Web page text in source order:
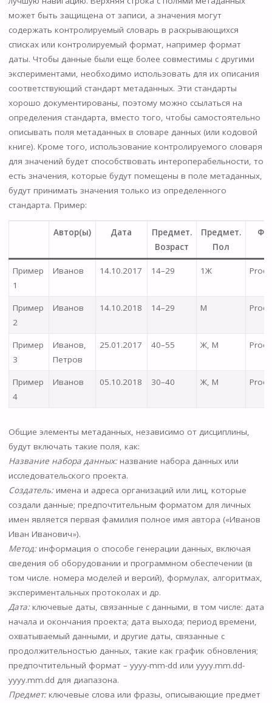
может быть защищена от записи, а значения могут
содержать контролируемый словарь в раскрывающихся
списках или контролируемый формат, например формат
даты. Чтобы данные были еще более совместимы с другими
экспериментами, необходимо использовать для их описания
соответствующий стандарт метаданных. Эти стандарты
хорошо документированы, поэтому можно ссылаться на
определения стандарта, вместо того, чтобы самостоятельно
описывать поля метаданных в словаре данных (или кодовой
книге). Кроме того, использование контролируемого словаря
для значений будет способствовать интероперабельности, то
есть значения, которые будут помещены в поле метаданных,
будут принимать значения только из определенного
стандарта. Пример:
Автор(ы) Дата
Предмет.
Возраст
Предмет.
Пол
Пример
1
Иванов 14.10.2017 14–29 1Ж
Пример
2
Иванов 14.10.2018 14–29 М
Пример
3
Иванов,
Петров
25.01.2017 40–55 Ж, М
Пример
4
Иванов 05.10.2018 30–40 Ж, М
Общие элементы метаданных, независимо от дисциплины,
будут включать такие поля, как:
Название набора данных:название набора данных или
исследовательского проекта.
Создатель:имена и адреса организаций или лиц, которые
создали данные; предпочтительным форматом для личных
имен является первая фамилия полное имя автора («Иванов
Иван Иванович»).
Метод:информация о способе генерации данных, включая
сведения об оборудовании и программном обеспечении (в
том числе. номера моделей и версий), формулах, алгоритмах,
экспериментальных протоколах и др.
Дата:ключевые даты, связанные с данными, в том числе: дата
начала и окончания проекта; дата выхода; период времени,
охватываемый данными, и другие даты, связанные с
продолжительностью данных, такие как график обновления;
предпочтительный формат – yyyy-mm-dd или yyyy.mm.dd-
yyyy.mm.dd для диапазона.
Предмет:ключевые слова или фразы, описывающие предмет